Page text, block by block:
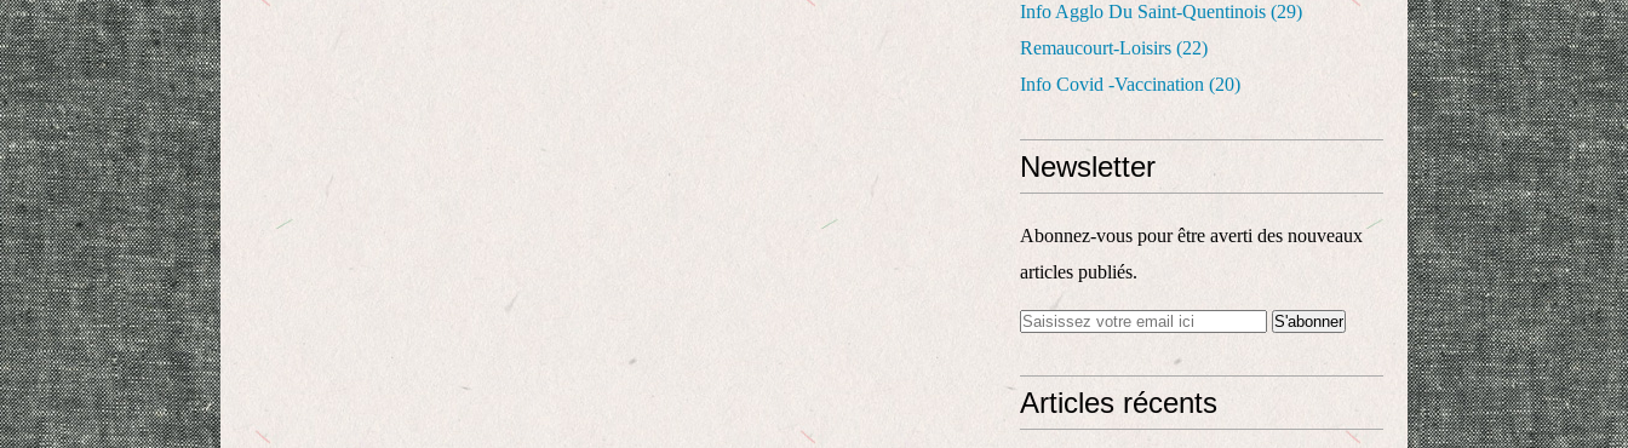
Info Agglo Du Saint-Quentinois (29)
Remaucourt-Loisirs (22)
Info Covid -vaccination (20)
Newsletter
Abonnez-vous pour être averti des nouveaux
articles publiés.
Articles récents